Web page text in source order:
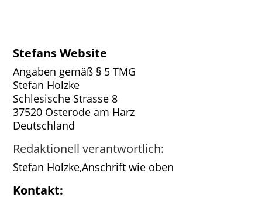
Stefans Website
Angaben gemäß § 5 TMG
Stefan Holzke
Schlesische Strasse 8
37520 Osterode am Harz
Deutschland
Redaktionell verantwortlich:
Stefan Holzke,Anschrift wie oben
Kontakt: